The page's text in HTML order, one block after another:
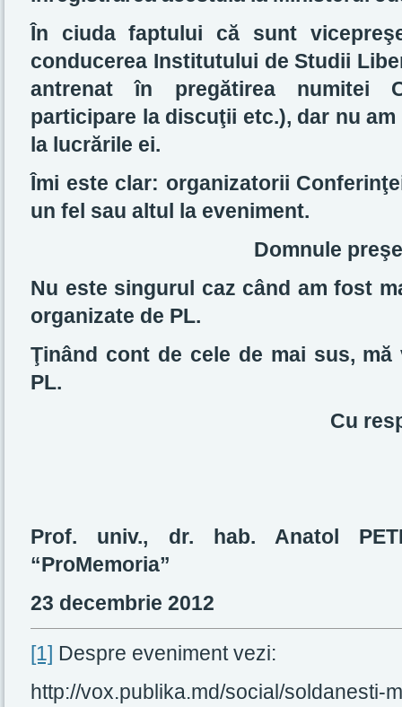
În ciuda faptului că sunt
conducerea Institutului de Studii
antrenat în pregătirea numitei
participare la discuţii etc.), dar nu
la lucrările ei.
Îmi este clar: organizatorii
un fel sau altul la eveniment.
Domnule
Nu este singurul caz când am fost
organizate de PL.
Ţinând cont de cele de mai sus,
PL.
Cu
Prof. univ., dr. hab. Anatol
“ProMemoria”
23 decembrie 2012
[1] Despre eveniment vezi:
http://vox.publika.md/social/soldanesti-